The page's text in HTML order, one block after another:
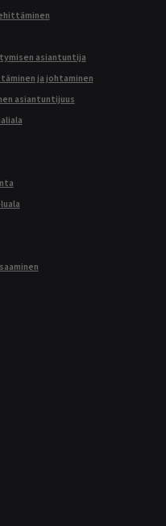
asiantuntija
ja johtaminen
asiantuntijuus